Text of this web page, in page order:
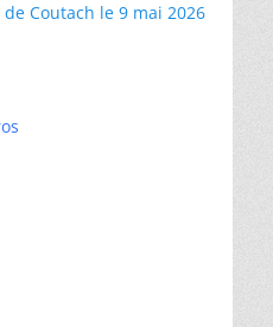
Coutach le 9 mai 2026